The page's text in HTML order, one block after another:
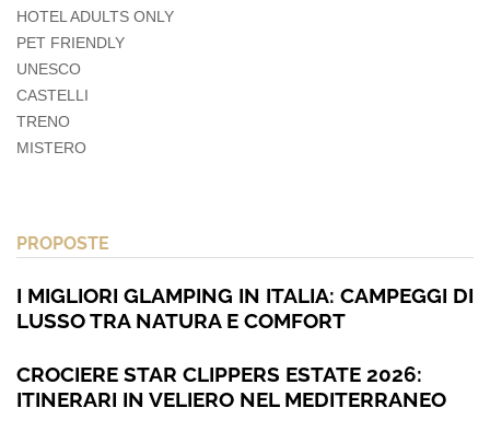
HOTEL ADULTS ONLY
PET FRIENDLY
UNESCO
CASTELLI
TRENO
MISTERO
PROPOSTE
I MIGLIORI GLAMPING IN ITALIA: CAMPEGGI DI
LUSSO TRA NATURA E COMFORT
CROCIERE STAR CLIPPERS ESTATE 2026:
ITINERARI IN VELIERO NEL MEDITERRANEO